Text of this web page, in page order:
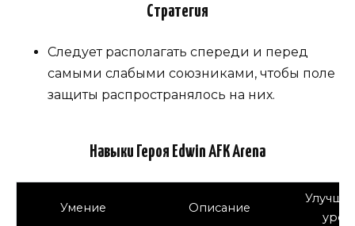
Стратегия
Следует располагать спереди и перед
самыми слабыми союзниками, чтобы поле
защиты распространялось на них.
Навыки Героя Edwin AFK Arena
Умение Описание